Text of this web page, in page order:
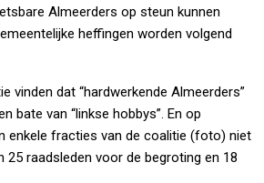
Almeerders op steun kunnen
heffingen worden volgend
vinden dat “hardwerkende Almeerders”
bate van “linkse hobbys”. En op
enkele fracties van de coalitie (foto) niet
25 raadsleden voor de begroting en 18